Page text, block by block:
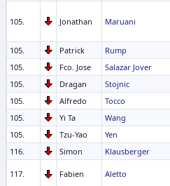
105. Jonathan Maruani
105. Patrick Rump
105.
Fco. Jose Salazar Jover
105.
Dragan Stojnic
105.
Alfredo Tocco
105.
Yi Ta Wang
105.
Tzu-Yao Yen
116.
Simon Klausberger
117. Fabien Aletto